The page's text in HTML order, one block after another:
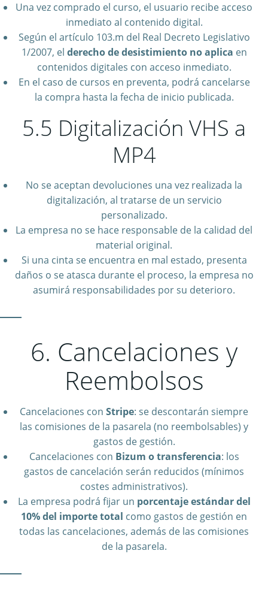
Una vez comprado el curso, el usuario recibe acceso
inmediato al contenido digital.
Según el artículo 103.m del Real Decreto Legislativo
1/2007, el derecho de desistimiento no aplica en
contenidos digitales con acceso inmediato.
En el caso de cursos en preventa, podrá cancelarse
la compra hasta la fecha de inicio publicada.
5.5 Digitalización VHS a
MP4
No se aceptan devoluciones una vez realizada la
digitalización, al tratarse de un servicio
personalizado.
La empresa no se hace responsable de la calidad del
material original.
Si una cinta se encuentra en mal estado, presenta
daños o se atasca durante el proceso, la empresa no
asumirá responsabilidades por su deterioro.
6. Cancelaciones y
Reembolsos
Cancelaciones con Stripe: se descontarán siempre
las comisiones de la pasarela (no reembolsables) y
gastos de gestión.
Cancelaciones con Bizum o transferencia: los
gastos de cancelación serán reducidos (mínimos
costes administrativos).
La empresa podrá fijar un porcentaje estándar del
10% del importe total como gastos de gestión en
todas las cancelaciones, además de las comisiones
de la pasarela.